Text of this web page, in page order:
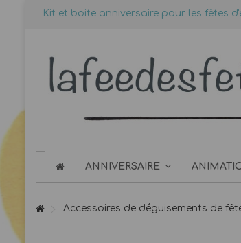
Kit et boite anniversaire pour les fêtes
ANNIVERSAIRE
Accessoires de déguisements de